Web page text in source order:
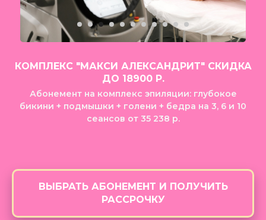
КОМПЛЕКС "МАКСИ АЛЕКСАНДРИТ" СКИДКА
ДО 18900 Р.
Абонемент на комплекс эпиляции: глубокое
бикини + подмышки + голени + бедра на 3, 6 и 10
сеансов от 35 238 р.
ВЫБРАТЬ АБОНЕМЕНТ И ПОЛУЧИТЬ
РАССРОЧКУ